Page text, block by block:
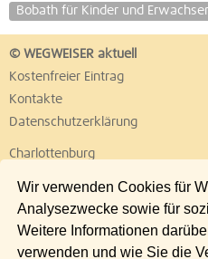
Wir verwenden Cookies für
Analysezwecke sowie für
Weitere Informationen
verwenden und wie Sie die
Bobath für Kinder und
© WEGWEISER aktuell
Kostenfreier Eintrag
Kontakte
Datenschutzerklärung
Charlottenburg
Lichtenberg